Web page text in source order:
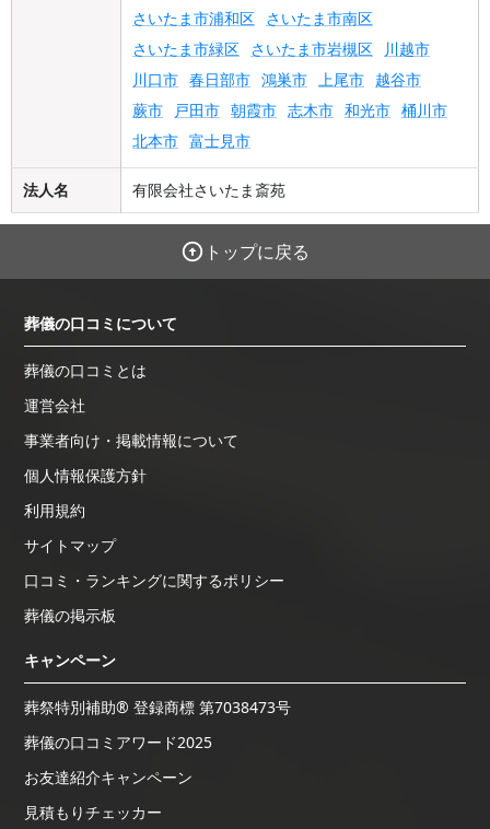
さいたま市浦和区 さいたま市南区
さいたま市緑区 さいたま市岩槻区
川越市
川口市 春日部市 鴻巣市 上尾市 越谷市
蕨市
戸田市 朝霞市 志木市 和光市 桶川市
北本市 富士見市
法人名 有限会社さいたま斎苑
トップに戻る
葬儀の口コミについて
葬儀の口コミとは
運営会社
事業者向け・掲載情報について
個人情報保護方針
利用規約
サイトマップ
口コミ・ランキングに関するポリシー
葬儀の掲示板
キャンペーン
葬祭特別補助® 登録商標 第7038473号
葬儀の口コミアワード2025
お友達紹介キャンペーン
見積もりチェッカー